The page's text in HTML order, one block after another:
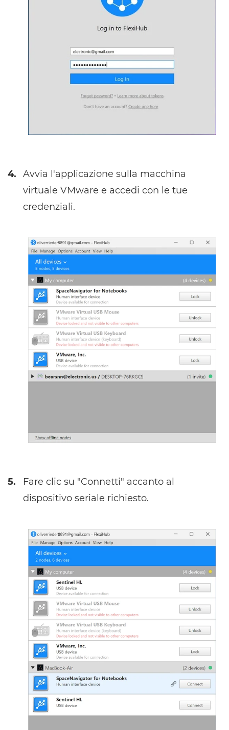
4.
Avvia l'applicazione sulla macchina
virtuale VMware e accedi con le tue
credenziali.
5.
Fare clic su "Connetti" accanto al
dispositivo seriale richiesto.